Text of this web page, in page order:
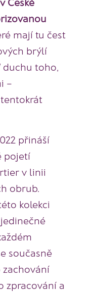
mají tu čest
brýlí
duchu toho,
–
přináší
pojetí
v linii
obrub.
kolekci
současně
zpracování a